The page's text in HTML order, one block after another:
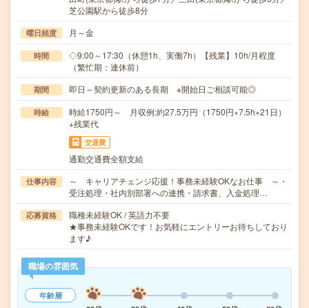
芝公園駅から徒歩8分
曜日頻度 月～金
時間
◇9:00～17:30（休憩1h、実働7h）【残業】10h/月程度
（繁忙期：連休前）
期間 即日～契約更新のある長期 ※開始日ご相談可能◎
時給
時給1750円～ 月収例:約27.5万円（1750円×7.5h×21日）
+残業代
交通費
通勤交通費全額支給
仕事内容
～ キャリアチェンジ応援！事務未経験OKなお仕事 ～・
受注処理・社内別部署への連携・請求書、入金処理…
応募資格
職種未経験OK / 英語力不要
★事務未経験OKです！お気軽にエントリーお待ちしており
ます♪
職場の雰囲気
年齢層